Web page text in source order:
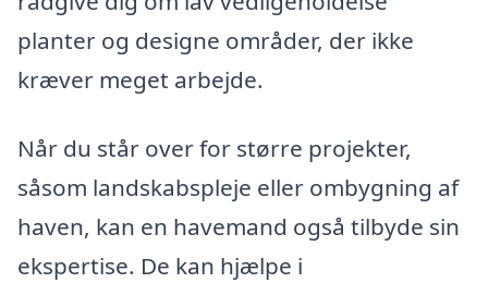
planter og designe områder, der ikke
kræver meget arbejde.
Når du står over for større projekter,
såsom landskabspleje eller ombygning af
haven, kan en havemand også tilbyde sin
ekspertise. De kan hjælpe i